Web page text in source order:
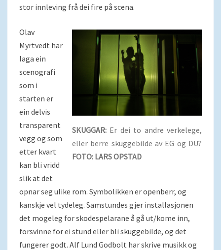
stor innleving frå dei fire på scena.
SKUGGAR: Er dei to andre verkelege,
eller berre skuggebilde av EG og DU?
FOTO: LARS OPSTAD
Olav
Myrtvedt har
laga ein
scenografi
som i
starten er
ein delvis
transparent
vegg og som
etter kvart
kan bli vridd
slik at det
opnar seg ulike rom. Symbolikken er openberr, og
kanskje vel tydeleg. Samstundes gjer installasjonen
det mogeleg for skodespelarane å gå ut/kome inn,
forsvinne for ei stund eller bli skuggebilde, og det
fungerer godt. Alf Lund Godbolt har skrive musikk og